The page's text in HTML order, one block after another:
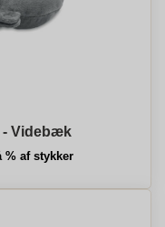
- Videbæk
% af stykker